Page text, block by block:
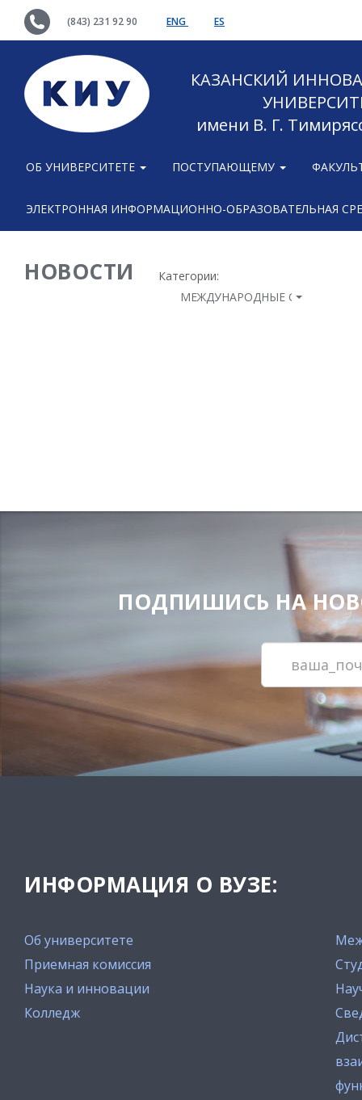
(843) 231 92 90 ENG ES
КАЗАНСКИЙ
имени В. Г.
ОБ УНИВЕРСИТЕТЕ ПОСТУПАЮЩЕМУ
ЭЛЕКТРОННАЯ ИНФОРМАЦИОННО-ОБРАЗОВАТЕЛЬНАЯ
НОВОСТИ
Категории:
МЕЖДУНАРОДНЫЕ ОТНОШЕНИЯ
ПОДПИШИСЬ НА
ИНФОРМАЦИЯ О ВУЗЕ:
Об университете
Приемная комиссия
Наука и инновации
Колледж